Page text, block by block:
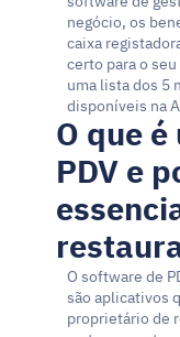
negócio, os
caixa
certo para o
uma lista dos 5
disponíveis na
O que
PDV e
O software de
são aplicativos
proprietário de